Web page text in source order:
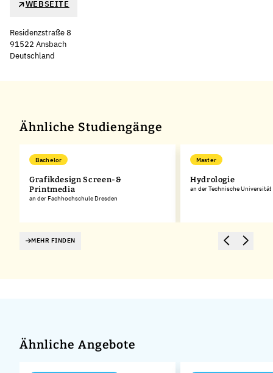
WEBSEITE
Residenzstraße 8
91522 Ansbach
Deutschland
Ähnliche Studiengänge
Bachelor
Grafikdesign Screen-&
Printmedia
an der Fachhochschule Dresden
Master
Hydrologie
an der Technische Universität
MEHR FINDEN
Ähnliche Angebote